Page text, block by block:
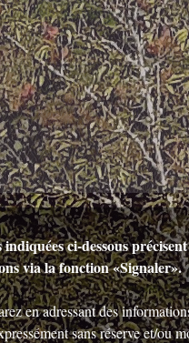
indiquées ci-dessous
via la fonction «Signaler».
en adressant des
sans réserve et/ou